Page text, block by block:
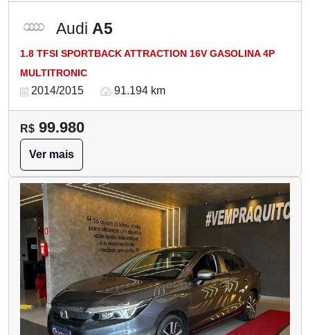
Audi A5
1.8 TFSI SPORTBACK ATTRACTION 16V GASOLINA 4P
MULTITRONIC
2014/2015 91.194 km
R$ 99.980
Ver mais